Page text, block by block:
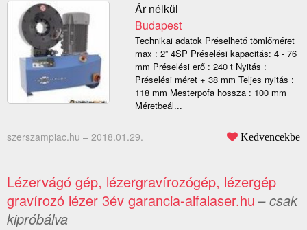
Ár nélkül
Budapest
Technikai adatok Préselhető tömlőméret
max : 2” 4SP Préselési kapacitás: 4 - 76
mm Préselési erő : 240 t Nyitás :
Préselési méret + 38 mm Teljes nyitás :
118 mm Mesterpofa hossza : 100 mm
Méretbeál...
szerszampiac.hu – 2018.01.29. Kedvencekbe
Lézervágó gép, lézergravírozógép, lézergép
gravírozó lézer 3év garancia-alfalaser.hu– csak
kipróbálva